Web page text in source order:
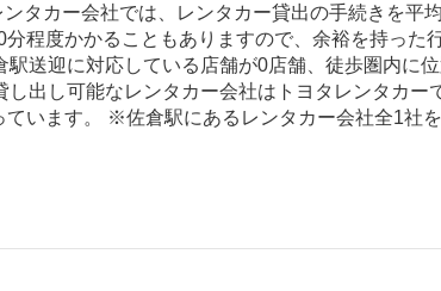
タカー会社では、レンタカー貸出の手続きを平
分程度かかることもありますので、余裕を持った
駅送迎に対応している店舗が0店舗、徒歩圏内に
し出し可能なレンタカー会社はトヨタレンタカー
ています。 ※佐倉駅にあるレンタカー会社全1社